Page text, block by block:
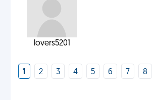
lovers5201
1 2 3 4 5 6 7 8